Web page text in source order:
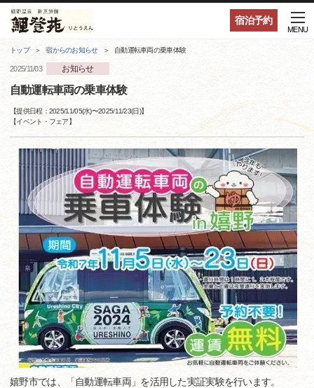
宿泊予約
MENU
トップ 宿からのお知らせ 自動運転車両の乗車体験
2025/11/03 お知らせ
自動運転車両の乗車体験
【提供日程：2025/11/05(水)〜2025/11/23(日)】
【イベント・フェア】
嬉野市では、「自動運転車両」を活用した実証実験を行います。